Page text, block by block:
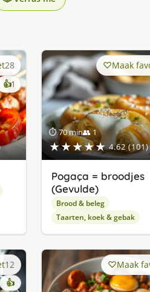
28
👍1 keer
lekker
gevonden
⏱ 70 min👥 1
★★★★★ 4.62 (101)
Maak
Pogaça = broodjes
(Gevulde)
Brood & beleg
Taarten, koek & gebak
12
👍
Maak